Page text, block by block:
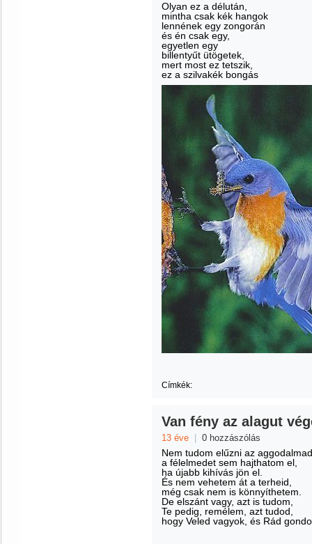
Olyan ez a délután,
mintha csak kék hangok
lennének egy zongorán
és én csak egy,
egyetlen egy
billentyűt ütögetek,
mert most ez tetszik,
ez a szilvakék bongás
Címkék:
Van fény az alagut
13 éve 0 hozzászólás
Nem tudom elűzni az
a félelmedet sem hajthatom el,
ha újabb kihívás jön el.
És nem vehetem át a terheid,
még csak nem is könnyíthetem.
De elszánt vagy, azt is tudom,
Te pedig, remélem, azt tudod,
hogy Veled vagyok, és Rád